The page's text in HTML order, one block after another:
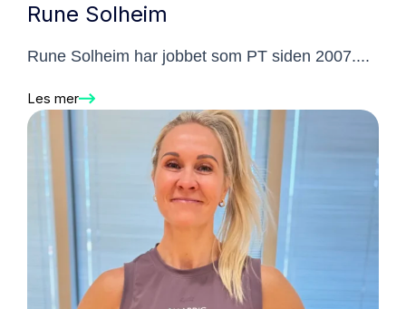
Rune Solheim
Rune Solheim har jobbet som PT siden 2007....
Les mer